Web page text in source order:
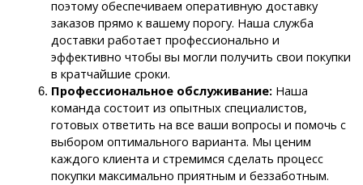
поэтому обеспечиваем оперативную доставку
заказов прямо к вашему порогу. Наша служба
доставки работает профессионально и
эффективно чтобы вы могли получить свои покупки
в кратчайшие сроки.
Профессиональное обслуживание: Наша
команда состоит из опытных специалистов,
готовых ответить на все ваши вопросы и помочь с
выбором оптимального варианта. Мы ценим
каждого клиента и стремимся сделать процесс
покупки максимально приятным и беззаботным.